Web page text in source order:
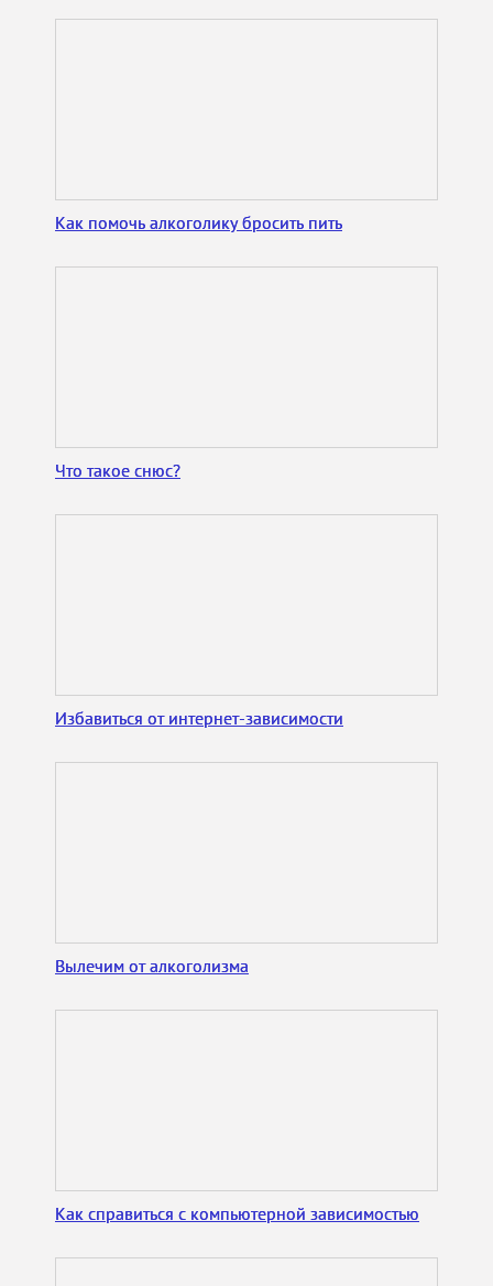
Как помочь алкоголику бросить пить
Что такое снюс?
Избавиться от интернет-зависимости
Вылечим от алкоголизма
Как справиться с компьютерной зависимостью